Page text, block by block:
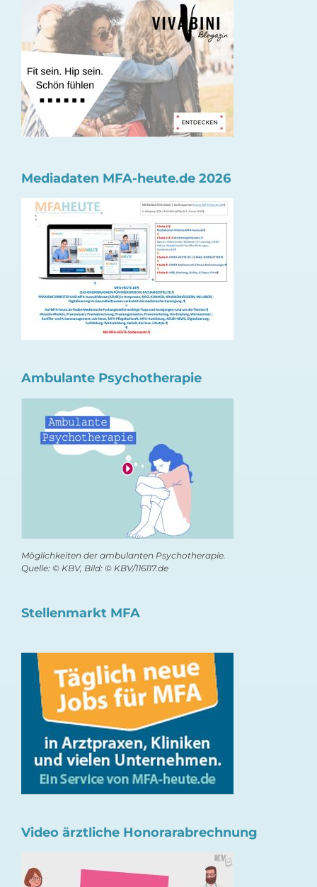
Mediadaten MFA-heute.de 2026
Ambulante Psychotherapie
Möglichkeiten der ambulanten Psychotherapie.
Quelle: © KBV, Bild: © KBV/116117.de
Stellenmarkt MFA
Video ärztliche Honorarabrechnung